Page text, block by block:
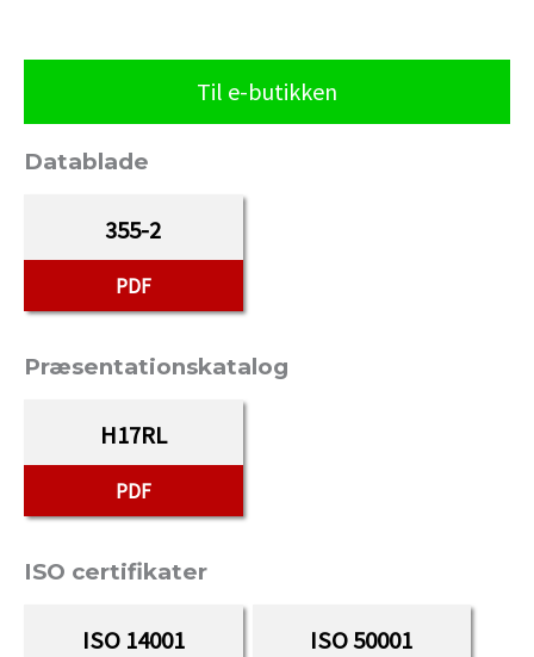
Til e-butikken
Datablade
355-2
PDF
Præsentationskatalog
H17RL
PDF
ISO certifikater
ISO 14001 ISO 50001